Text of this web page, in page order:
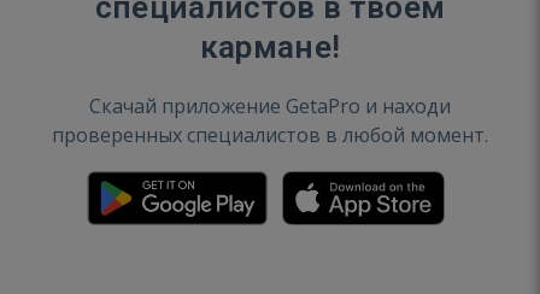
специалистов в твоем
кармане!
Скачай приложение GetaPro и находи
проверенных специалистов в любой момент.